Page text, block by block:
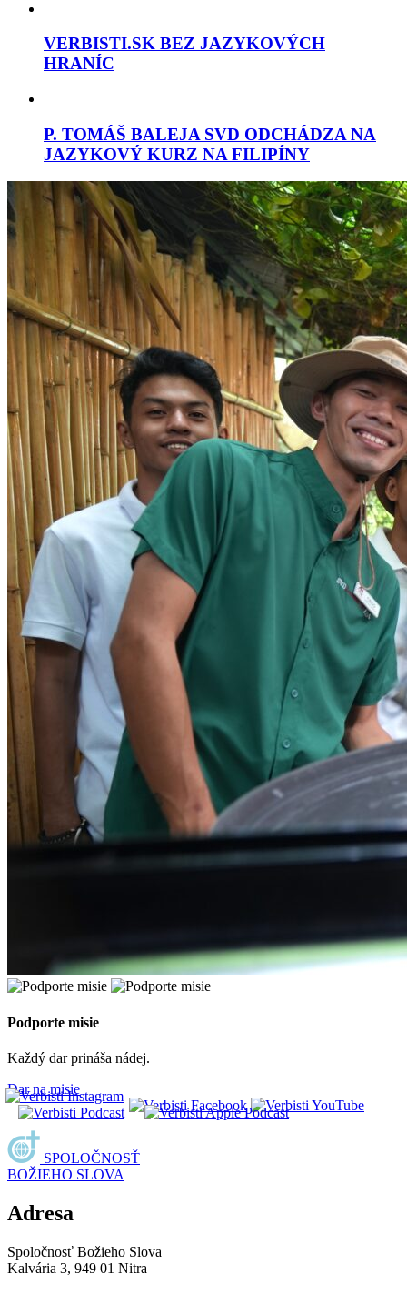
VERBISTI.SK BEZ JAZYKOVÝCH
HRANÍC
P. TOMÁŠ BALEJA SVD ODCHÁDZA NA
JAZYKOVÝ KURZ NA FILIPÍNY
Podporte misie
Každý dar prináša nádej.
Dar na misie
SPOLOČNOSŤ
BOŽIEHO SLOVA
Adresa
Spoločnosť Božieho Slova
Kalvária 3, 949 01 Nitra